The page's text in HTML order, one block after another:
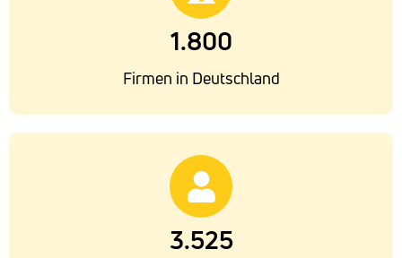
1.800
Firmen in Deutschland
3.525